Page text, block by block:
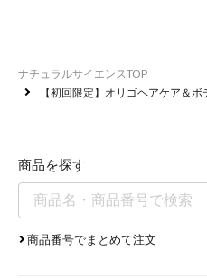
ナチュラルサイエンスTOP
【初回限定】オリゴヘアケア＆
商品を探す
商品番号でまとめて注文